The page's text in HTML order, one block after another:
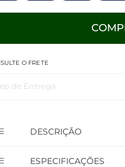
O FRETE
de Entrega
DESCRIÇÃO
ESPECIFICAÇÕES